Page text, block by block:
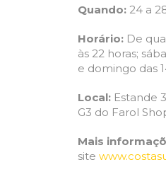
Quando: 24 a
Horário: De
às 22 horas;
e domingo das
Local: Estande
G3 do Farol
Mais
site